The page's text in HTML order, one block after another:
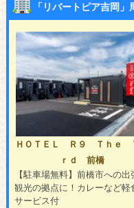
「リバートピア吉岡
ＨＯＴＥＬ Ｒ９ Ｔｈｅ
ｒｄ 前橋
【駐車場無料】前橋市への出
観光の拠点に！カレーなど軽
サービス付